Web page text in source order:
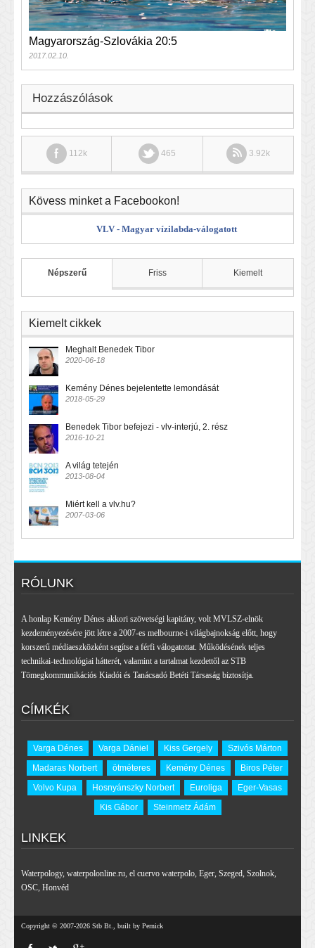
Magyarország-Szlovákia 20:5
2017.02.10.
Hozzászólások
112k 465 3.92k
Kövess minket a Facebookon!
VLV - Magyar vízilabda-válogatott
Népszerű Friss Kiemelt
Kiemelt cikkek
Meghalt Benedek Tibor
2020-06-18
Kemény Dénes bejelentette lemondását
2018-05-29
Benedek Tibor befejezi - vlv-interjú, 2. rész
2016-10-21
A világ tetején
2013-08-04
Miért kell a vlv.hu?
2007-03-06
RÓLUNK
A honlap Kemény Dénes akkori szövetségi kapitány, volt MVLSZ-elnök
kezdeményezésére jött létre a 2007-es melbourne-i világbajnokság előtt, hogy
korszerű médiaeszközként segítse a férfi válogatottat. Működésének teljes
technikai-technológiai hátterét, valamint a tartalmat kezdettől az STB
Tömegkommunikációs Kiadói és Tanácsadó Betéti Társaság biztosítja.
CÍMKÉK
Varga Dénes Varga Dániel Kiss Gergely
Szivós Márton
Madaras Norbert
ötméteres Kemény Dénes
Biros Péter
Volvo Kupa
Hosnyánszky Norbert Euroliga
Eger-Vasas
Kis Gábor
Steinmetz Ádám
LINKEK
Waterpology, waterpolonline.ru, el cuervo waterpolo, Eger, Szeged, Szolnok,
OSC, Honvéd
Copyright © 2007-2026 Stb Bt., built by Pernick